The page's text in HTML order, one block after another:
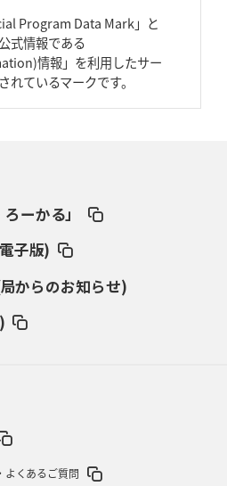
決定「フィールド丸ごと計測機器」の
駿
「ニュージーランドのフレア（閃
Program Data Mark」と
式情報である
情報」を利用したサー
れているマークです。
ーかる」
子版)
からのお知らせ)
よくあるご質問